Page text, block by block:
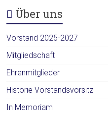
Über uns
Vorstand 2025-2027
Mitgliedschaft
Ehrenmitglieder
Historie Vorstandsvorsitz
In Memoriam